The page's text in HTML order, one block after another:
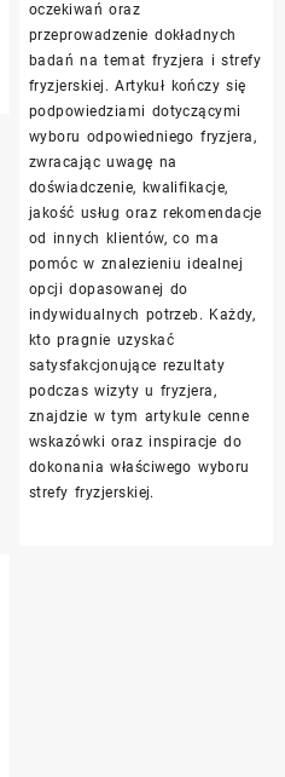
oczekiwań oraz
przeprowadzenie dokładnych
badań na temat fryzjera i strefy
fryzjerskiej. Artykuł kończy się
podpowiedziami dotyczącymi
wyboru odpowiedniego fryzjera,
zwracając uwagę na
doświadczenie, kwalifikacje,
jakość usług oraz rekomendacje
od innych klientów, co ma
pomóc w znalezieniu idealnej
opcji dopasowanej do
indywidualnych potrzeb. Każdy,
kto pragnie uzyskać
satysfakcjonujące rezultaty
podczas wizyty u fryzjera,
znajdzie w tym artykule cenne
wskazówki oraz inspiracje do
dokonania właściwego wyboru
strefy fryzjerskiej.